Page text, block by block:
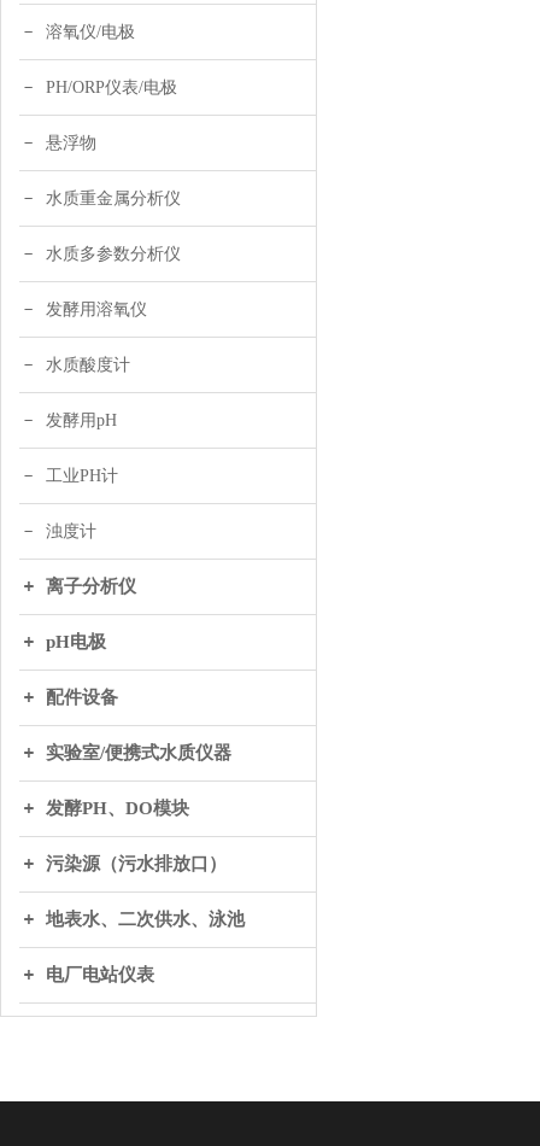
溶氧仪/电极
PH/ORP仪表/电极
悬浮物
水质重金属分析仪
水质多参数分析仪
发酵用溶氧仪
水质酸度计
发酵用pH
工业PH计
浊度计
离子分析仪
pH电极
配件设备
实验室/便携式水质仪器
发酵PH、DO模块
污染源（污水排放口）
地表水、二次供水、泳池
电厂电站仪表